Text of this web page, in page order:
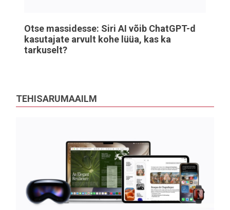
Otse massidesse: Siri AI võib ChatGPT-d
kasutajate arvult kohe lüüa, kas ka
tarkuselt?
TEHISARUMAAILM